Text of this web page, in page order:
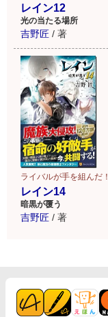
レイン12
光の当たる場所
吉野匠 / 著
ライバルが手を組んだ！
レイン14
暗黒が覆う
吉野匠 / 著